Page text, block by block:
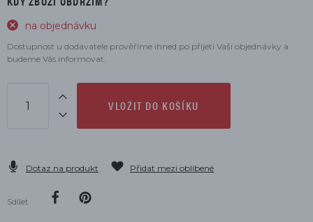
na objednávku
Dostupnost u dodavatele prověříme ihned po přijetí Vaší objednávky a
budeme Vás informovat.
VLOŽIT DO KOŠÍKU
Dotaz na produkt Přidat mezi oblíbené
Sdílet